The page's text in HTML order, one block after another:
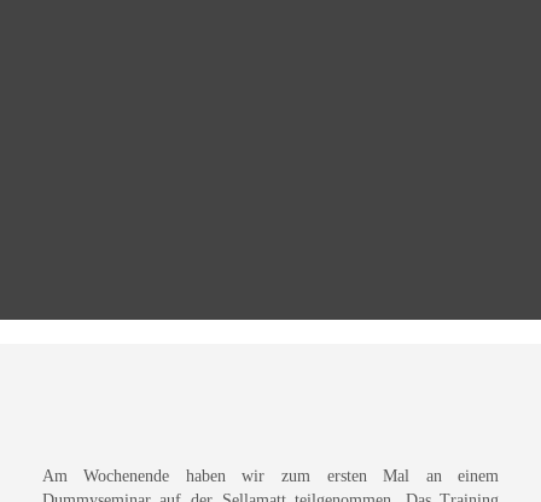
Am Wochenende haben wir zum ersten Mal an einem